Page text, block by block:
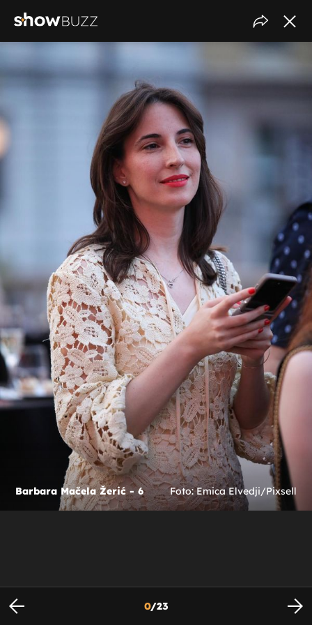
Barbara Mačela Žerić - 6 Foto: Emica Elvedji/Pixsell
0/23